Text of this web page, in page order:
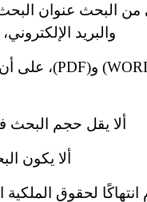
البحث عنوان
والبريد
ألا يقل حجم البحث في أيٍّ من
ألا يكون
انتهاكًا لحقوق